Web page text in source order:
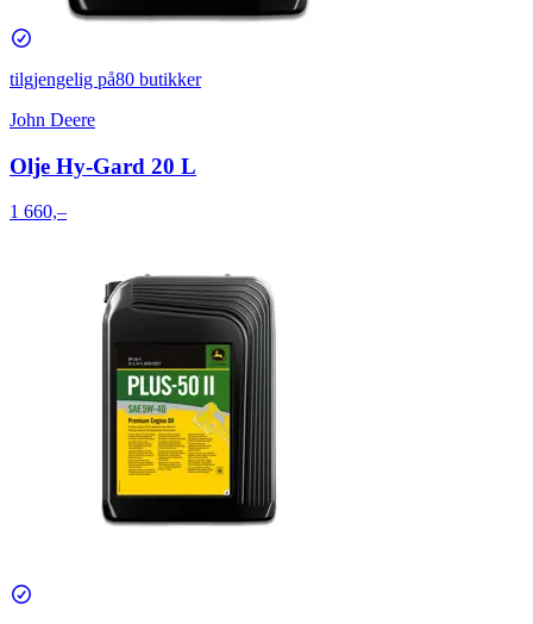
tilgjengelig på80 butikker
John Deere
Olje Hy-Gard 20 L
1 660,–